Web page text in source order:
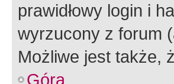
prawidłowy login i
wyrzucony z forum
Możliwe jest także,
Góra